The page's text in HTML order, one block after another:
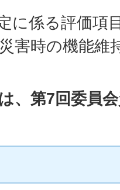
に係る評価項
害時の機能維
、第7回委員